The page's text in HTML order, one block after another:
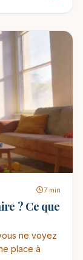
7 min
? Ce que
ne voyez
place à